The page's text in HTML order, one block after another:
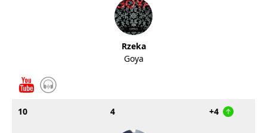
Rzeka
Goya
10 4 +4